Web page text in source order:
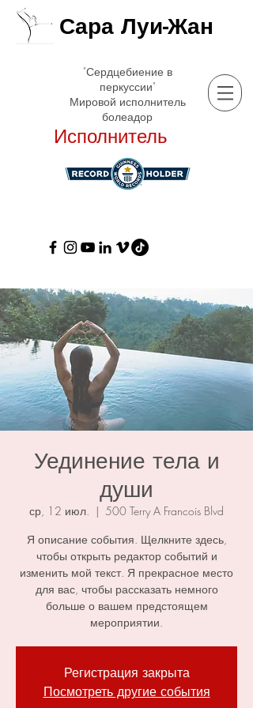
Сара Луи-Жан
Исполнитель
"Сердцебиение в
перкуссии"
Мировой исполнитель
болеадор
Уединение тела и
души
ср, 12 июл.
  |
500 Terry A Francois Blvd
Я описание события. Щелкните здесь,
чтобы открыть редактор событий и
изменить мой текст. Я прекрасное место
для вас, чтобы рассказать немного
больше о вашем предстоящем
мероприятии.
Регистрация закрыта
Посмотреть другие события